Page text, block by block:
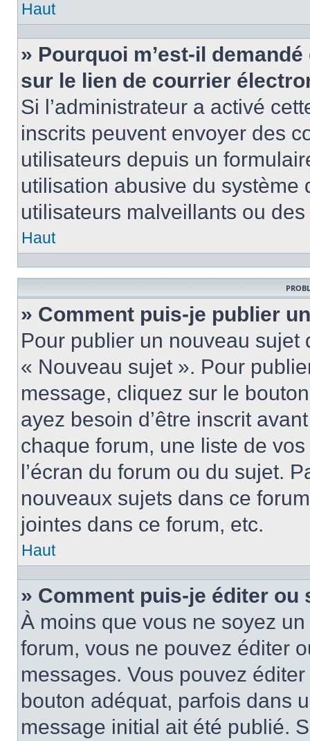
Haut
» Pourquoi m’est-il
sur le lien de courrier
Si l’administrateur a activé
inscrits peuvent envoyer des
utilisateurs depuis un
utilisation abusive du
utilisateurs malveillants ou
Haut
» Comment puis-je publier
Pour publier un nouveau
« Nouveau sujet ». Pour
message, cliquez sur le
ayez besoin d’être inscrit
chaque forum, une liste de
l’écran du forum ou du sujet.
nouveaux sujets dans ce
jointes dans ce forum, etc.
Haut
» Comment puis-je éditer
À moins que vous ne soyez
forum, vous ne pouvez éditer
messages. Vous pouvez
bouton adéquat, parfois dans
message initial ait été publié.